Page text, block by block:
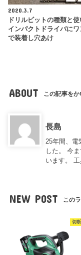
2020.3.7
ドリルビットの種類と
インパクトドライバに
で装着し穴あけ
ABOUT この記事をか
長島
25年間、電
した。 今
います。
NEW POST この
切